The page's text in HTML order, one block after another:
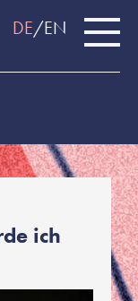
DE EN
ich